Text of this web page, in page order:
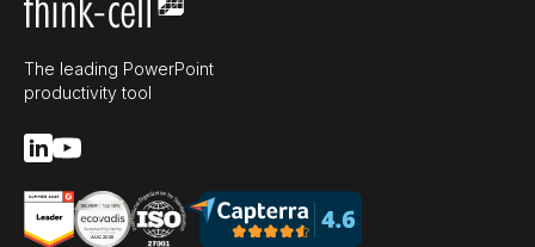
The leading PowerPoint
productivity tool